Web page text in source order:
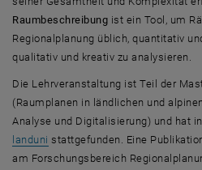
Raumbeschreibung ist ein Tool, um
Regionalplanung üblich, quantitativ
qualitativ und kreativ zu analysieren.
Die Lehrveranstaltung ist Teil der
(Raumplanen in ländlichen und
Analyse und Digitalisierung) und hat
landuni , öffnet eine externe URL in
stattgefunden. Eine
am Forschungsbereich